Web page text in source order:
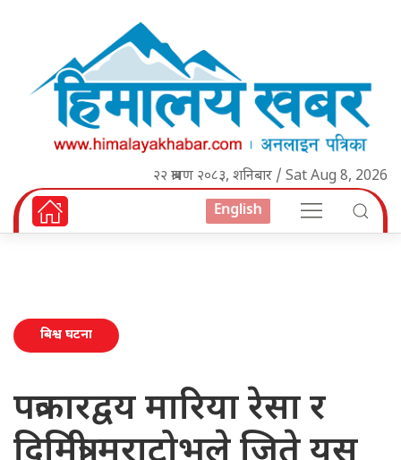
२२ श्रावण २०८३, शनिबार / Sat Aug 8, 2026
English
बिश्व घटना
पत्रकारद्वय मारिया रेसा र